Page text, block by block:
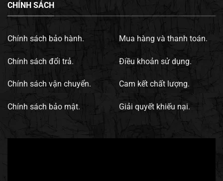
CHÍNH SÁCH
Chính sách bảo hành.
Chính sách đổi trả.
Chính sách vận chuyển.
Chính sách bảo mật.
Mua hàng và thanh toán.
Điều khoản sử dụng.
Cam kết chất lượng.
Giải quyết khiếu nại.